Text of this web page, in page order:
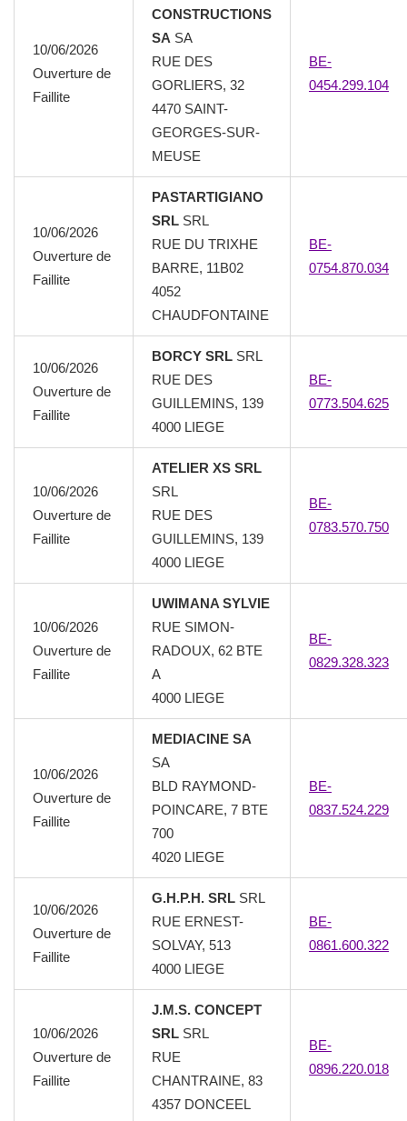
10/06/2026
Ouverture de
Faillite
CONSTRUCTIONS
SA SA
RUE DES
GORLIERS, 32
4470 SAINT-
GEORGES-SUR-
MEUSE
BE-
0454.299.104
10/06/2026
Ouverture de
Faillite
PASTARTIGIANO
SRL SRL
RUE DU TRIXHE
BARRE, 11B02
4052
CHAUDFONTAINE
BE-
0754.870.034
10/06/2026
Ouverture de
Faillite
BORCY SRL SRL
RUE DES
GUILLEMINS, 139
4000 LIEGE
BE-
0773.504.625
10/06/2026
Ouverture de
Faillite
ATELIER XS SRL
SRL
RUE DES
GUILLEMINS, 139
4000 LIEGE
BE-
0783.570.750
10/06/2026
Ouverture de
Faillite
UWIMANA SYLVIE
RUE SIMON-
RADOUX, 62 BTE
A
4000 LIEGE
BE-
0829.328.323
10/06/2026
Ouverture de
Faillite
MEDIACINE SA
SA
BLD RAYMOND-
POINCARE, 7 BTE
700
4020 LIEGE
BE-
0837.524.229
10/06/2026
Ouverture de
Faillite
G.H.P.H. SRL SRL
RUE ERNEST-
SOLVAY, 513
4000 LIEGE
BE-
0861.600.322
10/06/2026
Ouverture de
Faillite
J.M.S. CONCEPT
SRL SRL
RUE
CHANTRAINE, 83
4357 DONCEEL
BE-
0896.220.018